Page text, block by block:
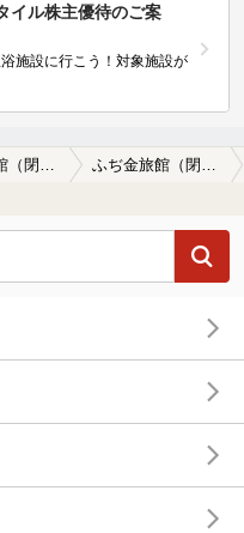
イル株主優待のご案
施設に行こう！対象施設が